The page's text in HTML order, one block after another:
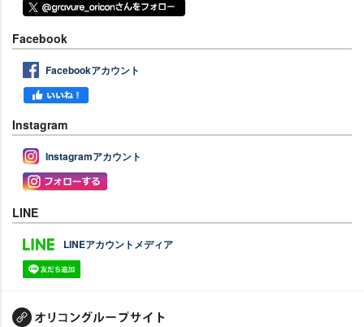
Facebook
Facebookアカウント
Instagram
Instagramアカウント
LINE
LINEアカウントメディア